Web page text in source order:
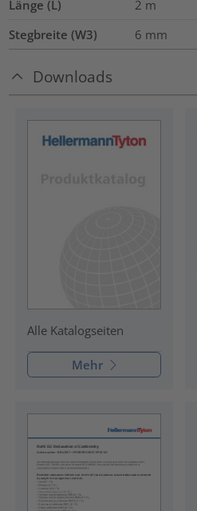
Länge (L) 2 m
Stegbreite (W3)
6 mm
Downloads
Alle Katalogseiten
Mehr